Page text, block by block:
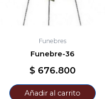
Funebres
Funebre-36
$ 676.800
Añadir al carrito